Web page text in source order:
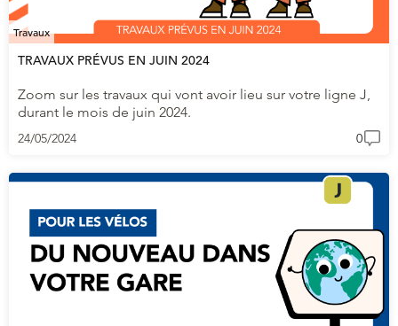
Travaux
TRAVAUX PRÉVUS EN JUIN 2024
Zoom sur les travaux qui vont avoir lieu sur votre ligne J,
durant le mois de juin 2024.
24/05/2024 0